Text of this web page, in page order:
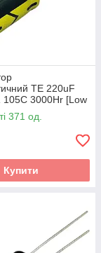
TE 220uF
105C 3000Hr [Low
371 од.
Купити